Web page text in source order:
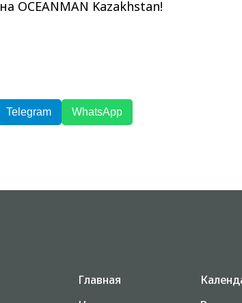
OCEANMAN Kazakhstan!
Telegram WhatsApp
Главная